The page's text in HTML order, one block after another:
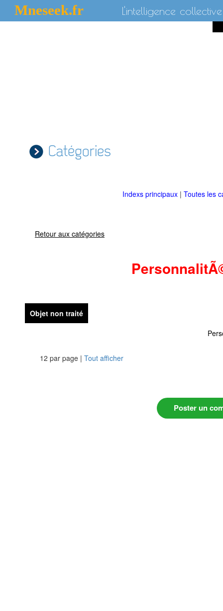
Mneseek.fr L'intelligence collective
Catégories
Indexs principaux | Toutes les
Retour aux catégories
Objet non traité
12 par page | Tout afficher
Poster un